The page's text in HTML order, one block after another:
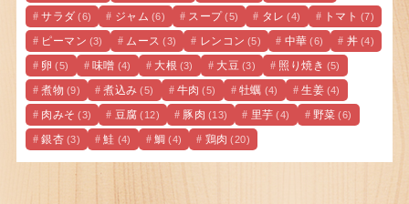
サラダ (6) ジャム (6) スープ (5) タレ (4) トマト (7)
ピーマン (3) ムース (3) レンコン (5) 中華 (6) 丼 (4)
卵 (5) 味噌 (4) 大根 (3) 大豆 (3) 照り焼き (5)
煮物 (9) 煮込み (5) 牛肉 (5) 牡蠣 (4) 生姜 (4)
肉みそ (3) 豆腐 (12) 豚肉 (13) 里芋 (4) 野菜 (6)
銀杏 (3) 鮭 (4) 鯛 (4) 鶏肉 (20)